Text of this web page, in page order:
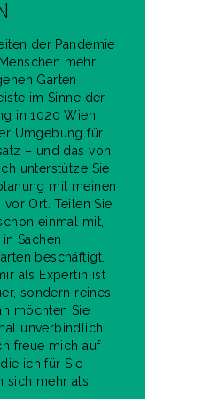
der Pandemie
mehr
Garten
im Sinne der
in 1020 Wien
Umgebung für
– und das von
unterstütze Sie
mit meinen
vor Ort. Teilen Sie
einmal mit,
Sachen
beschäftigt.
als Expertin ist
sondern reines
möchten Sie
unverbindlich
freue mich auf
ich für Sie
sich mehr als